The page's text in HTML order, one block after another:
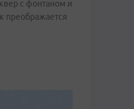
с фонтаном и
преображается